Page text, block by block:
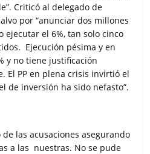
Criticó al delegado de
por “anunciar dos millones
ejecutar el 6%, tan solo cinco
Ejecución pésima y en
y no tiene justificación
El PP en plena crisis invirtió el
de inversión ha sido nefasto”.
las acusaciones asegurando
a las nuestras. No se pude